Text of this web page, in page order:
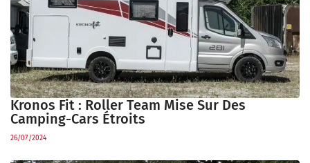
Kronos Fit : Roller Team Mise Sur Des
Camping-Cars Étroits
26/07/2024